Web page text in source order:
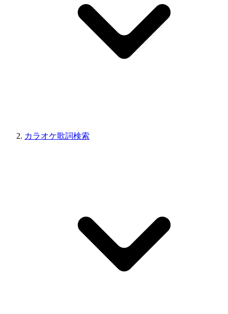
カラオケ歌詞検索